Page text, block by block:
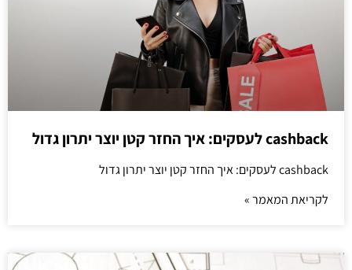
cashback לעסקים: איך החזר קטן יוצר יתרון גדול
cashback לעסקים: איך החזר קטן יוצר יתרון גדול
לקריאת המאמר »